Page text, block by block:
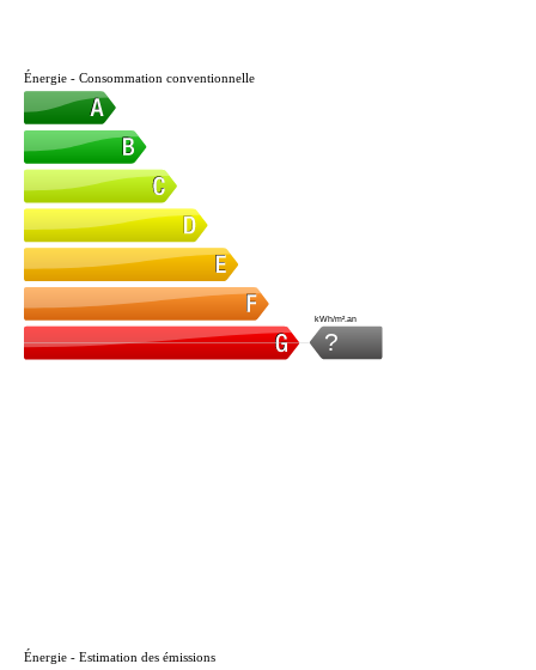
Énergie - Consommation conventionnelle
?
kWh/m².an
Énergie - Estimation des émissions